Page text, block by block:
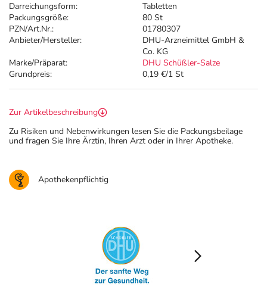
Darreichungsform:
Tabletten
Packungsgröße:
80 St
PZN/Art.Nr.:
01780307
Anbieter/Hersteller:
DHU-Arzneimittel GmbH &
Co. KG
Marke/Präparat:
DHU Schüßler-Salze
Grundpreis:
0,19 €/1 St
Zur Artikelbeschreibung
Zu Risiken und Nebenwirkungen lesen Sie die Packungsbeilage
und fragen Sie Ihre Ärztin, Ihren Arzt oder in Ihrer Apotheke.
Apothekenpflichtig